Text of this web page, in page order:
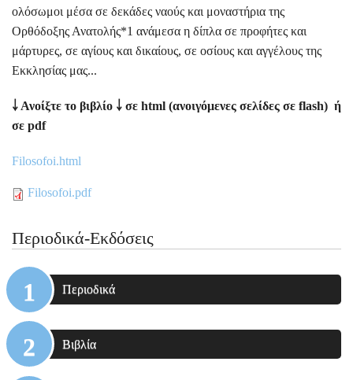
ολόσωμοι μέσα σε δεκάδες ναούς και μοναστήρια της
Ορθόδοξης Ανατολής*1 ανάμεσα η δίπλα σε προφήτες και
μάρτυρες, σε αγίους και δικαίους, σε οσίους και αγγέλους της
Εκκλησίας μας...
￬ Ανοίξτε το βιβλίο ￬ σε html (ανοιγόμενες σελίδες σε flash) ή
σε pdf
Filosofoi.html
Filosofoi.pdf
Περιοδικά-Εκδόσεις
Περιοδικά
Βιβλία